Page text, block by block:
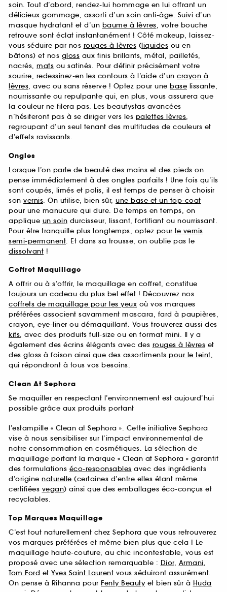
soin. Tout d’abord, rendez-lui hommage en lui offrant un
délicieux gommage, assorti d’un soin anti-âge. Suivi d’un
masque hydratant et d’un baume à lèvres, votre bouche
retrouve sont éclat instantanément ! Côté makeup, laissez-
vous séduire par nos rouges à lèvres (liquides ou en
bâtons) et nos gloss aux finis brillants, métal, pailletés,
nacrés, mats ou satinés. Pour définir précisément votre
sourire, redessinez-en les contours à l’aide d’un crayon à
lèvres, avec ou sans réserve ! Optez pour une base lissante,
nourrissante ou repulpante qui, en plus, vous assurera que
la couleur ne filera pas. Les beautystas avancées
n’hésiteront pas à se diriger vers les palettes lèvres,
regroupant d’un seul tenant des multitudes de couleurs et
d’effets ravissants.
Ongles
Lorsque l’on parle de beauté des mains et des pieds on
pense immédiatement à des ongles parfaits ! Une fois qu’ils
sont coupés, limés et polis, il est temps de penser à choisir
son vernis. On utilise, bien sûr, une base et un top-coat
pour une manucure qui dure. De temps en temps, on
applique un soin durcisseur, lissant, fortifiant ou nourrissant.
Pour être tranquille plus longtemps, optez pour le vernis
semi-permanent. Et dans sa trousse, on oublie pas le
dissolvant !
Coffret Maquillage
A offrir ou à s’offrir, le maquillage en coffret, constitue
toujours un cadeau du plus bel effet ! Découvrez nos
coffrets de maquillage pour les yeux où vos marques
préférées associent savamment mascara, fard à paupières,
crayon, eye-liner ou démaquillant. Vous trouverez aussi des
kits, avec des produits full-size ou en format mini. Il y a
également des écrins élégants avec des rouges à lèvres et
des gloss à foison ainsi que des assortiments pour le teint,
qui répondront à tous vos besoins.
Clean At Sephora
Se maquiller en respectant l’environnement est aujourd’hui
possible grâce aux produits portant
l’estampille « Clean at Sephora ». Cette initiative Sephora
vise à nous sensibiliser sur l’impact environnemental de
notre consommation en cosmétiques. La sélection de
maquillage portant la marque « Clean at Sephora » garantit
des formulations éco-responsables avec des ingrédients
d’origine naturelle (certaines d’entre elles étant même
certifiées vegan) ainsi que des emballages éco-conçus et
recyclables.
Top Marques Maquillage
C’est tout naturellement chez Sephora que vous retrouverez
vos marques préférées et même bien plus que cela ! Le
maquillage haute-couture, au chic incontestable, vous est
proposé avec une sélection remarquable : Dior, Armani,
Tom Ford et Yves Saint Laurent vous séduiront assurément.
On pense à Rihanna pour Fenty Beautyet bien sûr à Huda